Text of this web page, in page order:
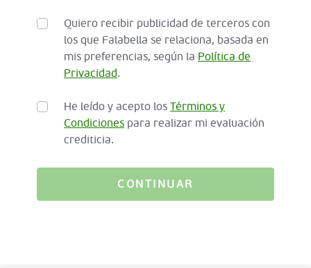
Quiero recibir publicidad de terceros con
los que Falabella se relaciona, basada en
mis preferencias, según la Política de
Privacidad.
He leído y acepto los Términos y
Condiciones para realizar mi evaluación
crediticia.
CONTINUAR